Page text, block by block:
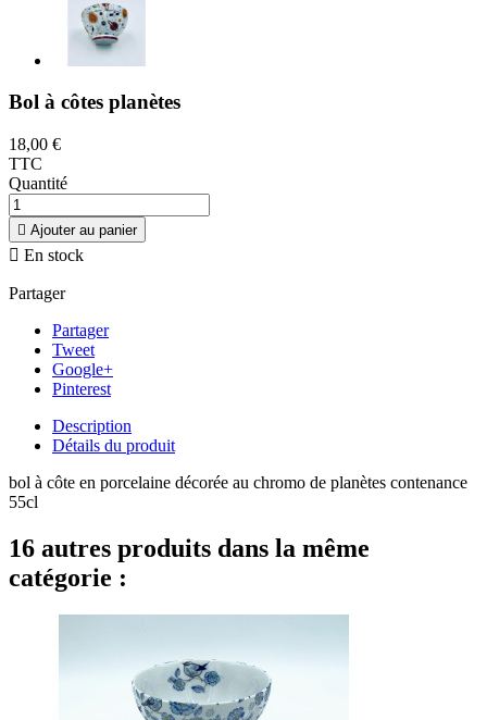
Bol à côtes planètes
18,00 €
TTC
Quantité
 Ajouter au panier
 En stock
Partager
Partager
Tweet
Google+
Pinterest
Description
Détails du produit
bol à côte en porcelaine décorée au chromo de planètes contenance
55cl
16 autres produits dans la même
catégorie :